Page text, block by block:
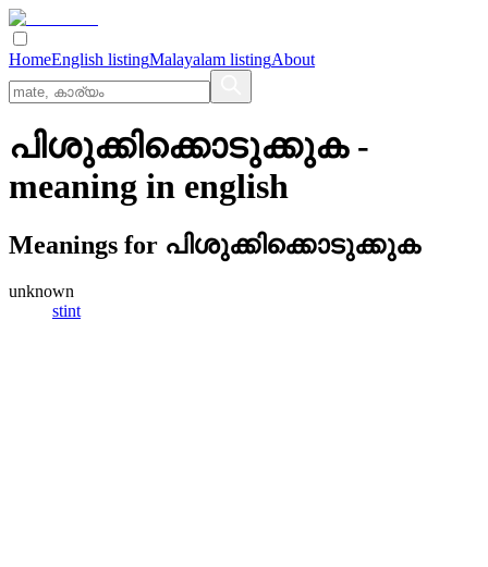
HomeEnglish listingMalayalam listingAbout
പിശുക്കിക്കൊടുക്കുക-
meaning in english
Meanings for പിശുക്കിക്കൊടുക്കുക
unknown
stint